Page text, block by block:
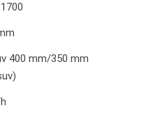
400 mm/350 mm